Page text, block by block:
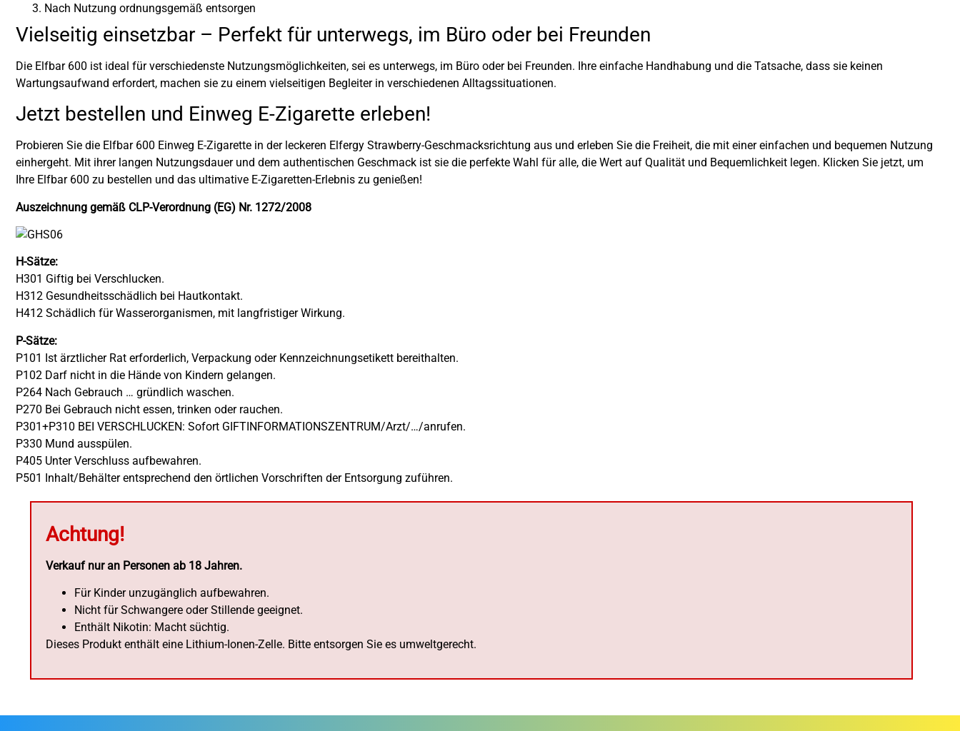
Nach Nutzung ordnungsgemäß entsorgen
Vielseitig einsetzbar – Perfekt für unterwegs, im Büro oder bei Freunden
Die Elfbar 600 ist ideal für verschiedenste Nutzungsmöglichkeiten, sei es unterwegs, im Büro oder bei Freunden. Ihre einfache Handhabung und die Tatsache, dass sie keinen
Wartungsaufwand erfordert, machen sie zu einem vielseitigen Begleiter in verschiedenen Alltagssituationen.
Jetzt bestellen und Einweg E-Zigarette erleben!
Probieren Sie die Elfbar 600 Einweg E-Zigarette in der leckeren Elfergy Strawberry-Geschmacksrichtung aus und erleben Sie die Freiheit, die mit einer einfachen und bequemen Nutzung
einhergeht. Mit ihrer langen Nutzungsdauer und dem authentischen Geschmack ist sie die perfekte Wahl für alle, die Wert auf Qualität und Bequemlichkeit legen. Klicken Sie jetzt, um
Ihre Elfbar 600 zu bestellen und das ultimative E-Zigaretten-Erlebnis zu genießen!
Auszeichnung gemäß CLP-Verordnung (EG) Nr. 1272/2008
H-Sätze:
H301 Giftig bei Verschlucken.
H312 Gesundheitsschädlich bei Hautkontakt.
H412 Schädlich für Wasserorganismen, mit langfristiger Wirkung.
P-Sätze:
P101 Ist ärztlicher Rat erforderlich, Verpackung oder Kennzeichnungsetikett bereithalten.
P102 Darf nicht in die Hände von Kindern gelangen.
P264 Nach Gebrauch … gründlich waschen.
P270 Bei Gebrauch nicht essen, trinken oder rauchen.
P301+P310 BEI VERSCHLUCKEN: Sofort GIFTINFORMATIONSZENTRUM/Arzt/…/anrufen.
P330 Mund ausspülen.
P405 Unter Verschluss aufbewahren.
P501 Inhalt/Behälter entsprechend den örtlichen Vorschriften der Entsorgung zuführen.
Achtung!
Verkauf nur an Personen ab 18 Jahren.
Für Kinder unzugänglich aufbewahren.
Nicht für Schwangere oder Stillende geeignet.
Enthält Nikotin: Macht süchtig.
Dieses Produkt enthält eine Lithium-Ionen-Zelle. Bitte entsorgen Sie es umweltgerecht.